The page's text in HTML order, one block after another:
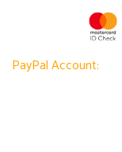
PayPal Account: